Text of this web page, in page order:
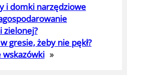
i domki narzędziowe
zielonej?
gresie, żeby nie pękł?
wskazówki »